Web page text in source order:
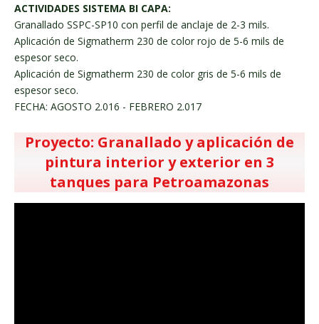
ACTIVIDADES SISTEMA BI CAPA:
Granallado SSPC-SP10 con perfil de anclaje de 2-3 mils.
Aplicación de Sigmatherm 230 de color rojo de 5-6 mils de
espesor seco.
Aplicación de Sigmatherm 230 de color gris de 5-6 mils de
espesor seco.
FECHA: AGOSTO 2.016 - FEBRERO 2.017
Proyecto: Granallado y aplicación de
pintura interior y exterior en 3
tanques para Petroamazonas